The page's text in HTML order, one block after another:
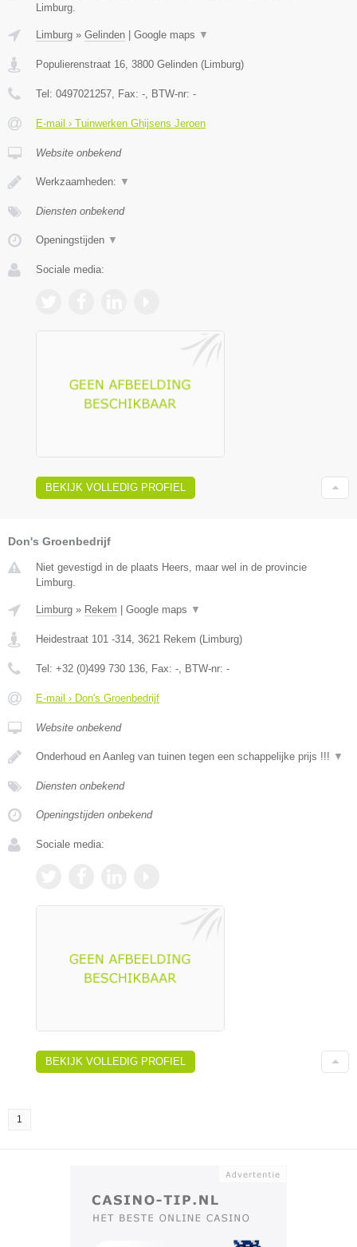
Limburg.
Limburg » Gelinden Google maps ▼
Populierenstraat 16 3800 Gelinden ( Limburg)
Tel: 0497021257 , Fax: - , BTW-nr: -
E-mail › Tuinwerken Ghijsens Jeroen
Website onbekend
Werkzaamheden: ▼
Diensten onbekend
Openingstijden ▼
Sociale media:
BEKIJK VOLLEDIG PROFIEL
Don's Groenbedrijf
Niet gevestigd in de plaats Heers, maar wel in de provincie
Limburg.
Limburg » Rekem | Google maps ▼
Heidestraat 101 -314 3621 Rekem (Limburg)
Tel: +32 (0)499 730 136 , Fax: - , BTW-nr: -
E-mail › Don's Groenbedrijf
Website onbekend
Onderhoud en Aanleg van tuinen tegen een schappelijke prijs !!! ▼
Diensten onbekend
Openingstijden onbekend
Sociale media:
BEKIJK VOLLEDIG PROFIEL
1